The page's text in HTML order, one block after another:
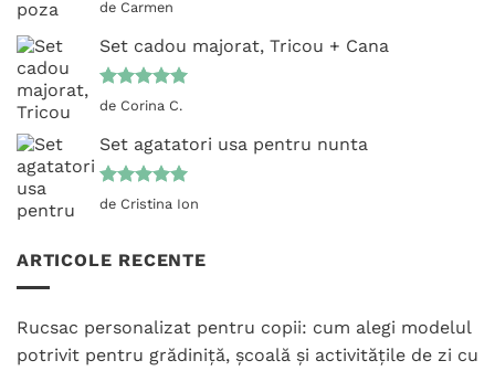
Evaluat la
de Carmen
Set cadou majorat, Tricou + Cana
Evaluat la
de Corina C.
Set agatatori usa pentru nunta
Evaluat la
de Cristina Ion
ARTICOLE RECENTE
Rucsac personalizat pentru copii: cum alegi modelul
potrivit pentru grădiniță, școală și activitățile de zi cu